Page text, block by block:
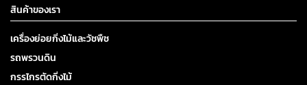
สินค้าของเรา
เครื่องย่อยกิ่งไม้และวัชพืช
รถพรวนดิน
กรรไกรตัดกิ่งไม้